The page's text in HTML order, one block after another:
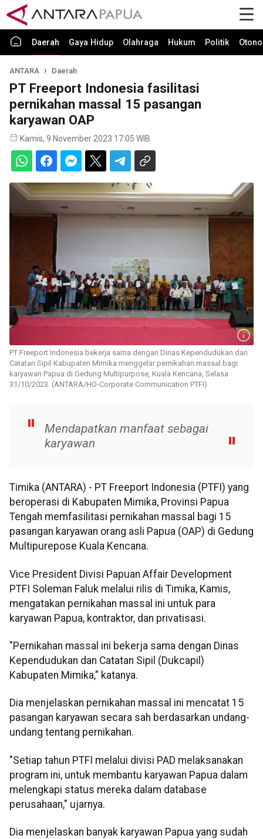
Daerah Gaya Hidup Olahraga Hukum Politik
ANTARA Daerah
PT Freeport Indonesia fasilitasi
pernikahan massal 15 pasangan
karyawan OAP
Kamis, 9 November 2023 17:05 WIB
PT Freeport Indonesia bekerja sama dengan Dinas Kependudukan dan
Catatan Sipil Kabupaten Mimika menggelar pernikahan massal bagi
karyawan Papua di Gedung Multipurpose, Kuala Kencana, Selasa
31/10/2023. (ANTARA/HO-Corporate Communication PTFI)
Mendapatkan manfaat sebagai
karyawan
Timika (ANTARA) - PT Freeport Indonesia (PTFI) yang
beroperasi di Kabupaten Mimika, Provinsi Papua
Tengah memfasilitasi pernikahan massal bagi 15
pasangan karyawan orang asli Papua (OAP) di Gedung
Multipurepose Kuala Kencana.
Vice President Divisi Papuan Affair Development
PTFI Soleman Faluk melalui rilis di Timika, Kamis,
mengatakan pernikahan massal ini untuk para
karyawan Papua, kontraktor, dan privatisasi.
"Pernikahan massal ini bekerja sama dengan Dinas
Kependudukan dan Catatan Sipil (Dukcapil)
Kabupaten Mimika," katanya.
Dia menjelaskan pernikahan massal ini mencatat 15
pasangan karyawan secara sah berdasarkan undang-
undang tentang pernikahan.
"Setiap tahun PTFI melalui divisi PAD melaksanakan
program ini, untuk membantu karyawan Papua dalam
melengkapi status mereka dalam database
perusahaan," ujarnya.
Dia menjelaskan banyak karyawan Papua yang sudah